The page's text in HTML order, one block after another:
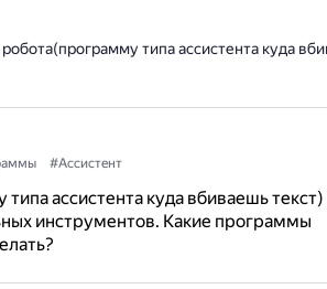
типа ассистента куда
#Ассистент
ассистента куда вбиваешь текст)
инструментов. Какие программы